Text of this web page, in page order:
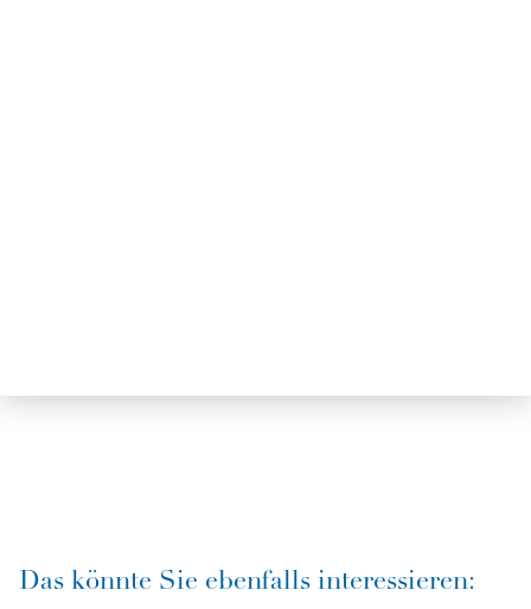
Das könnte Sie ebenfalls interessieren: